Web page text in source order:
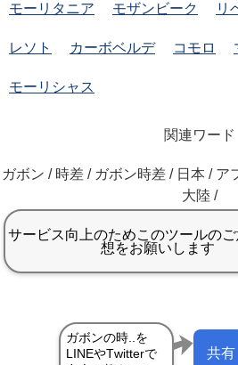
モーリタニア モザンビーク リ
レソト カーボベルデ コモロ
モーリシャス
関連ワード
ガボン / 時差 / ガボン時差 / 日本 / ア
大陸 /
共有